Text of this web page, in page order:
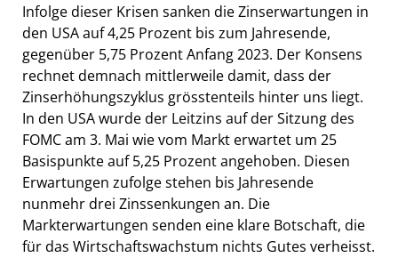
Infolge dieser Krisen sanken die Zinserwartungen in
den USA auf 4,25 Prozent bis zum Jahresende,
gegenüber 5,75 Prozent Anfang 2023. Der Konsens
rechnet demnach mittlerweile damit, dass der
Zinserhöhungszyklus grösstenteils hinter uns liegt.
In den USA wurde der Leitzins auf der Sitzung des
FOMC am 3. Mai wie vom Markt erwartet um 25
Basispunkte auf 5,25 Prozent angehoben. Diesen
Erwartungen zufolge stehen bis Jahresende
nunmehr drei Zinssenkungen an. Die
Markterwartungen senden eine klare Botschaft, die
für das Wirtschaftswachstum nichts Gutes verheisst.